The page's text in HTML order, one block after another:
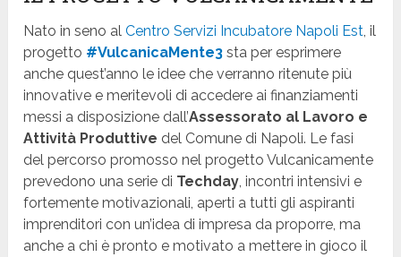
Nato in seno alCentro Servizi Incubatore Napoli Est, il
progetto #VulcanicaMente3 sta per esprimere
anche quest’anno le idee che verranno ritenute più
innovative e meritevoli di accedere ai finanziamenti
messi a disposizione dall’Assessorato al Lavoro e
Attività Produttive del Comune di Napoli. Le fasi
del percorso promosso nel progetto Vulcanicamente
prevedono una serie di Techday, incontri intensivi e
fortemente motivazionali, aperti a tutti gli aspiranti
imprenditori con un’idea di impresa da proporre, ma
anche a chi è pronto e motivato a mettere in gioco il